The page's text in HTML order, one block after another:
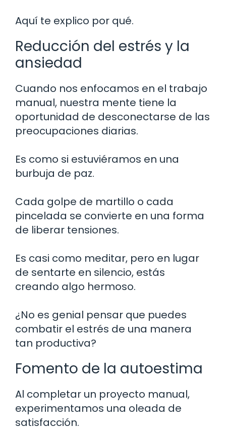
Aquí te explico por qué.
Reducción del estrés y la
ansiedad
Cuando nos enfocamos en el trabajo
manual, nuestra mente tiene la
oportunidad de desconectarse de las
preocupaciones diarias.
Es como si estuviéramos en una
burbuja de paz.
Cada golpe de martillo o cada
pincelada se convierte en una forma
de liberar tensiones.
Es casi como meditar, pero en lugar
de sentarte en silencio, estás
creando algo hermoso.
¿No es genial pensar que puedes
combatir el estrés de una manera
tan productiva?
Fomento de la autoestima
Al completar un proyecto manual,
experimentamos una oleada de
satisfacción.